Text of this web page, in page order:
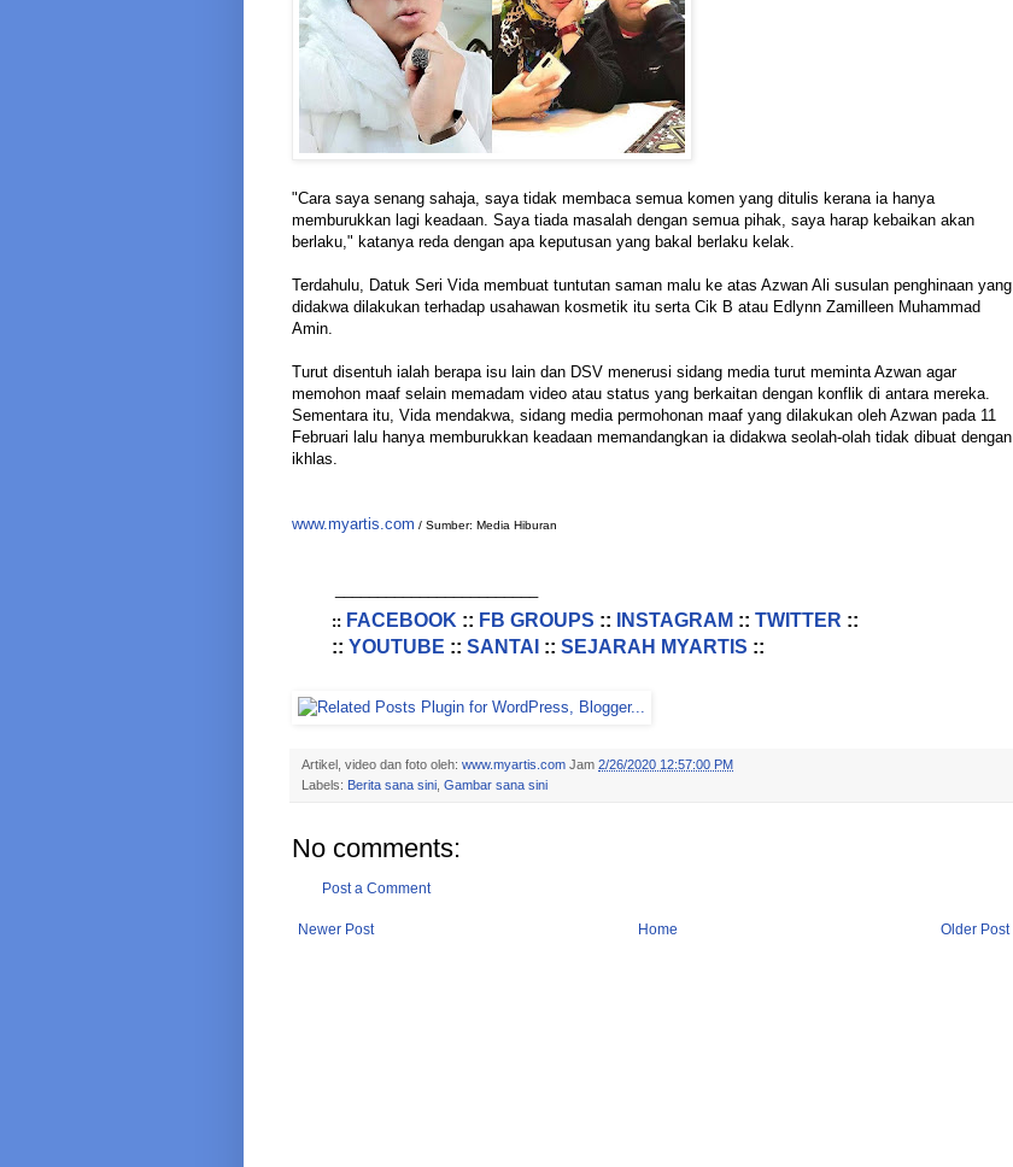
"Cara saya senang sahaja, saya tidak membaca semua komen yang ditulis kerana ia hanya
memburukkan lagi keadaan. Saya tiada masalah dengan semua pihak, saya harap kebaikan akan
berlaku," katanya reda dengan apa keputusan yang bakal berlaku kelak.
Terdahulu, Datuk Seri Vida membuat tuntutan saman malu ke atas Azwan Ali susulan penghinaan yang
didakwa dilakukan terhadap usahawan kosmetik itu serta Cik B atau Edlynn Zamilleen Muhammad
Amin.
Turut disentuh ialah berapa isu lain dan DSV menerusi sidang media turut meminta Azwan agar
memohon maaf selain memadam video atau status yang berkaitan dengan konflik di antara mereka.
Sementara itu, Vida mendakwa, sidang media permohonan maaf yang dilakukan oleh Azwan pada 11
Februari lalu hanya memburukkan keadaan memandangkan ia didakwa seolah-olah tidak dibuat dengan
ikhlas.
www.myartis.com / Sumber: Media Hiburan
:: FACEBOOK :: FB GROUPS :: INSTAGRAM :: TWITTER ::
:: YOUTUBE :: SANTAI :: SEJARAH MYARTIS ::
Artikel, video dan foto oleh: www.myartis.com Jam 2/26/2020 12:57:00 PM
Labels: Berita sana sini Gambar sana sini
No comments:
Post a Comment
Newer Post Older Post
Home